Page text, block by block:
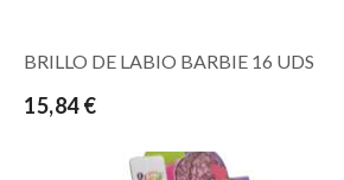
BRILLO DE LABIO BARBIE 16 UDS
15,84 €